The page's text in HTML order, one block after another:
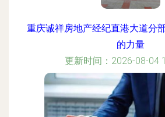
重庆诚祥房地产经纪直港大道分
的力量
更新时间：2026-08-04